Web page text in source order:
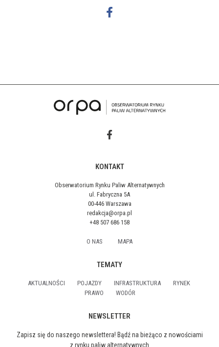
KONTAKT
Obserwatorium Rynku Paliw Alternatywnych
ul. Fabryczna 5A
00-446 Warszawa
redakcja@orpa.pl
+48 507 686 158
O NAS MAPA
TEMATY
AKTUALNOŚCI POJAZDY INFRASTRUKTURA
RYNEK
PRAWO
WODÓR
NEWSLETTER
Zapisz się do naszego newslettera! Bądź na bieżąco z nowościami
z rynku paliw alternatywnych